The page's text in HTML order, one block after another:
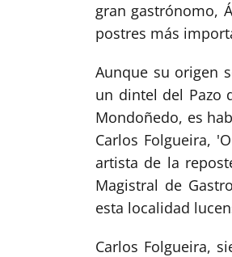
gran gastrónomo,
postres más
Aunque su origen
un dintel del Pazo
Mondoñedo, es
Carlos Folgueira,
artista de la
Magistral de
esta localidad
Carlos Folgueira,